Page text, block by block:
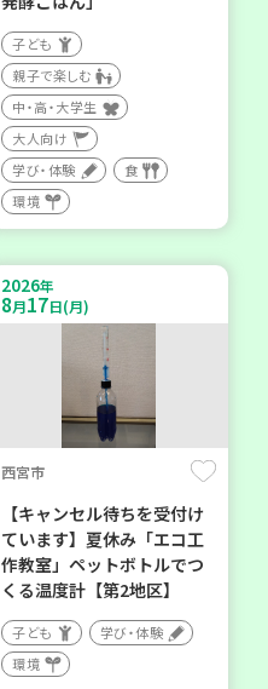
子ども
親子で楽しむ
中・高・大学生
大人向け
学び・体験
食
環境
2026年
8月17日(月)
西宮市
【キャンセル待ちを受付け
ています】夏休み「エコ工
作教室」ペットボトルでつ
くる温度計【第2地区】
子ども
学び・体験
環境